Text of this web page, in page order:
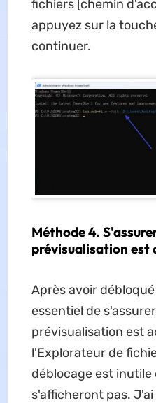
fichiers [chemin
appuyez sur la
continuer.
Méthode 4.
prévisualisation est
Après avoir
essentiel de
prévisualisation est
l'Explorateur de
déblocage est inutile
s'afficheront pas.